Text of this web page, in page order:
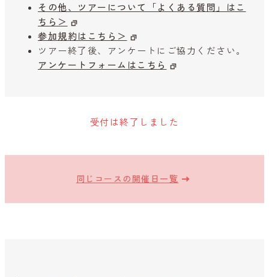
その他、ツアーについて「よくある質問」はこ
ちら＞
参加規約はこちら＞
ツアー終了後、アンケートにご協力ください。
アンケートフォームはこちら
受付は終了しました
同じコースの開催日一覧